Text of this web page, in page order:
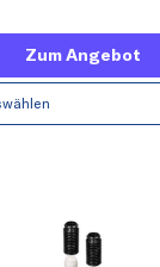
Zum Angebot